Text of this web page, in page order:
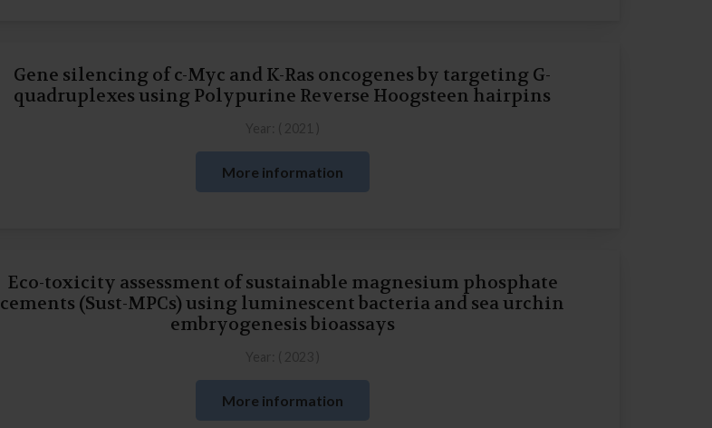
Gene silencing of c-Myc and K-Ras oncogenes by targeting G-
quadruplexes using Polypurine Reverse Hoogsteen hairpins
More information
Eco-toxicity assessment of sustainable magnesium phosphate
cements (Sust-MPCs) using luminescent bacteria and sea urchin
embryogenesis bioassays
More information